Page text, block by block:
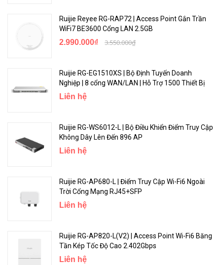
Ruijie Reyee RG-RAP72 | Access Point Gắn Trần
WiFi7 BE3600 Cổng LAN 2.5GB
2.990.000₫ 3.550.000₫
Ruijie RG-EG1510XS | Bộ Định Tuyến Doanh
Nghiệp | 8 cổng WAN/LAN | Hỗ Trợ 1500 Thiết Bị
Liên hệ
Ruijie RG-WS6012-L | Bộ Điều Khiển Điểm Truy Cập
Không Dây Lên Đến 896 AP
Liên hệ
Ruijie RG-AP680-L | Điểm Truy Cập Wi-Fi6 Ngoài
Trời Cổng Mạng RJ45+SFP
Liên hệ
Ruijie RG-AP820-L(V2) | Access Point Wi-Fi6 Băng
Tần Kép Tốc Độ Cao 2.402Gbps
Liên hệ